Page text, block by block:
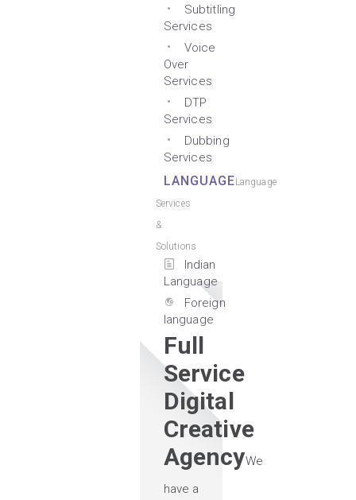
Subtitling
Services
Voice
Over
Services
DTP
Services
Dubbing
Services
LANGUAGELanguage
Services
&
Solutions
Indian
Language
Foreign
language
Full
Service
Digital
Creative
AgencyWe
have a